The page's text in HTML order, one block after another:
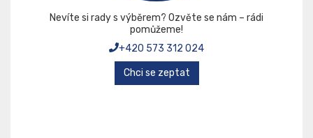
Nevíte si rady s výběrem? Ozvěte se nám – rádi
pomůžeme!
+420 573 312 024
Chci se zeptat